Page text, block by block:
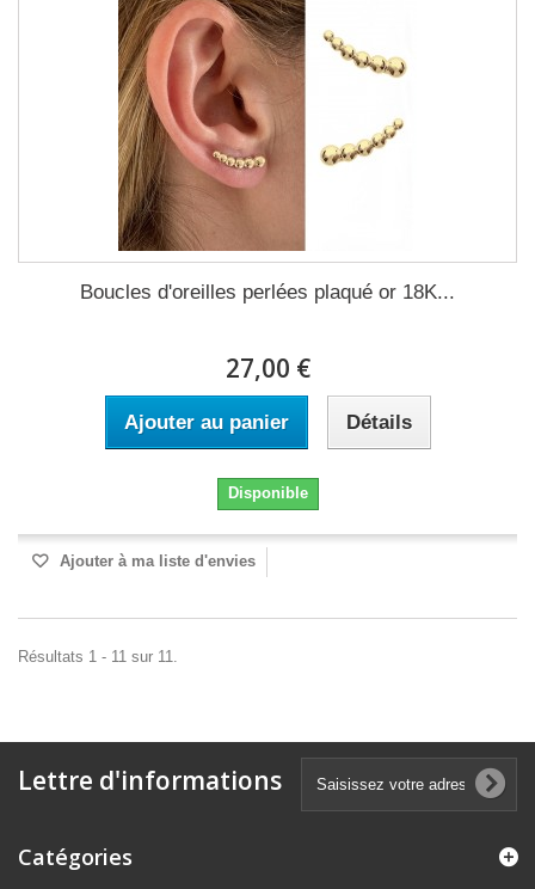
Boucles d'oreilles perlées plaqué or 18K...
27,00 €
Ajouter au panier Détails
Disponible
Ajouter à ma liste d'envies
Résultats 1 - 11 sur 11.
Lettre d'informations
Catégories